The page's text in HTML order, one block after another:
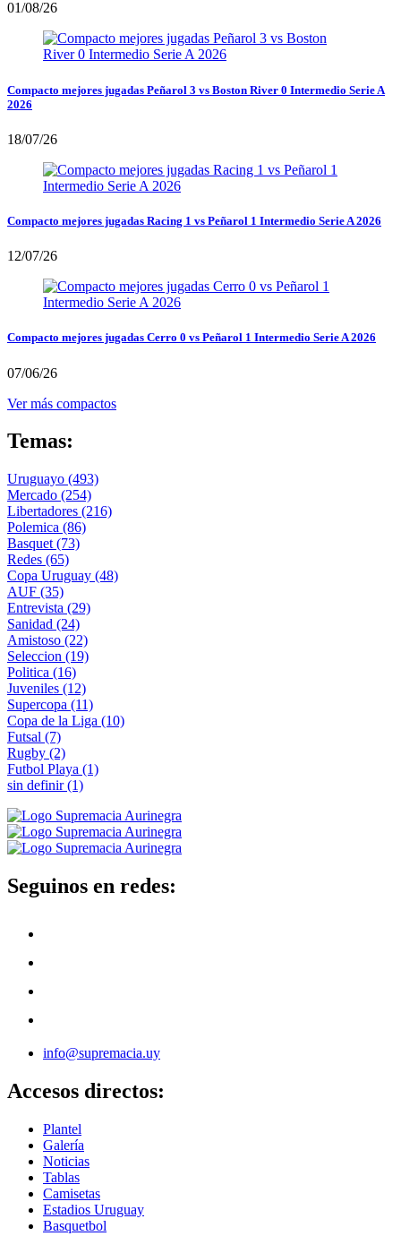
01/08/26
Compacto mejores jugadas Peñarol 3 vs Boston River 0 Intermedio Serie A
2026
18/07/26
Compacto mejores jugadas Racing 1 vs Peñarol 1 Intermedio Serie A 2026
12/07/26
Compacto mejores jugadas Cerro 0 vs Peñarol 1 Intermedio Serie A 2026
07/06/26
Ver más compactos
Temas:
Uruguayo (493)
Mercado (254)
Libertadores (216)
Polemica (86)
Basquet (73)
Redes (65)
Copa Uruguay (48)
AUF (35)
Entrevista (29)
Sanidad (24)
Amistoso (22)
Seleccion (19)
Politica (16)
Juveniles (12)
Supercopa (11)
Copa de la Liga (10)
Futsal (7)
Rugby (2)
Futbol Playa (1)
sin definir(1)
Seguinos en redes:
info@supremacia.uy
Accesos directos:
Plantel
Galería
Noticias
Tablas
Camisetas
Estadios Uruguay
Basquetbol